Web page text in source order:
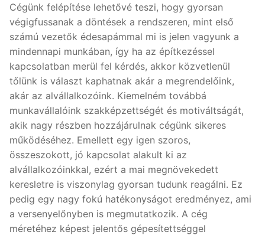
Cégünk felépítése lehetővé teszi, hogy gyorsan
végigfussanak a döntések a rendszeren, mint első
számú vezetők édesapámmal mi is jelen vagyunk a
mindennapi munkában, így ha az építkezéssel
kapcsolatban merül fel kérdés, akkor közvetlenül
tőlünk is választ kaphatnak akár a megrendelőink,
akár az alvállalkozóink. Kiemelném továbbá
munkavállalóink szakképzettségét és motiváltságát,
akik nagy részben hozzájárulnak cégünk sikeres
működéséhez. Emellett egy igen szoros,
összeszokott, jó kapcsolat alakult ki az
alvállalkozóinkkal, ezért a mai megnövekedett
keresletre is viszonylag gyorsan tudunk reagálni. Ez
pedig egy nagy fokú hatékonyságot eredményez, ami
a versenyelőnyben is megmutatkozik. A cég
méretéhez képest jelentős gépesítettséggel